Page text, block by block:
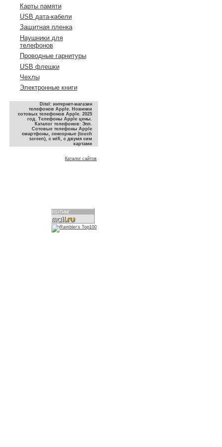
Карты памяти
USB дата-кабели
Защитная пленка
Наушники для
телефонов
Проводные гарнитуры
USB флешки
Чехлы
Электронные книги
Ditel: интернет-магазин
телефонов Apple. Новинки
сотовых телефонов Apple. 2025
год. Телефоны Apple цены.
Каталог телефонов: Эпл.
Сотовые телефоны Apple
смартфоны, сенсорные (touch
screen), с wifi, с двумя сим
картами
Каталог сайтов